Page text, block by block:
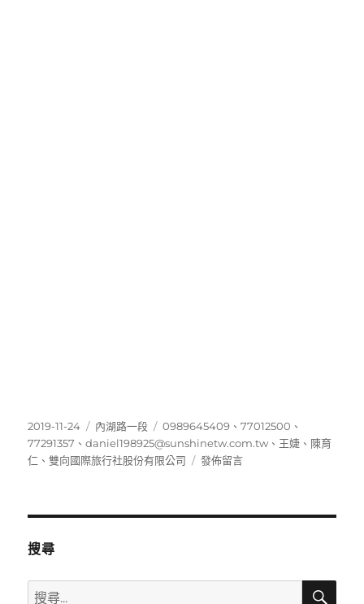
發
佈
日
2019-11-24
分
類
內湖路一段
標
籤
0989645409 、77012500 、
77291357 、daniel198925@sunshinetw.com.tw 、 王婕 、 陳育
仁 、雙向國際旅行社股份有限公司
在
發佈留言
搜尋
搜
搜